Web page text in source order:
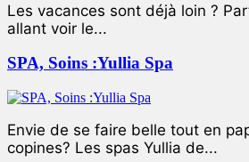
Les vacances sont déjà loin ?
allant voir le...
SPA, Soins :Yullia Spa
Envie de se faire belle tout en
copines? Les spas Yullia de...